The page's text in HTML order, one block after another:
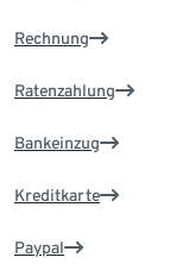
Rechnung
Ratenzahlung
Bankeinzug
Kreditkarte
Paypal